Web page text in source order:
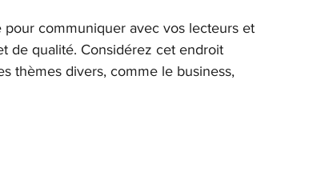
communiquer avec vos lecteurs et
de qualité. Considérez cet endroit
thèmes divers, comme le business,